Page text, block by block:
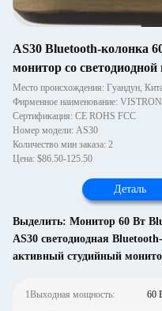
AS30 Bluetooth-колонка
монитор со светодиодной
Место происхождения: Гуандун,
Фирменное наименование: VISTRON
Сертификация: CE ROHS FCC
Номер модели: AS30
Количество мин заказа: 2
Цена: $86.50-125.50
Деталь
Выделить: Монитор 60 Вт
AS30 светодиодная
активный студийный
1Выходная мощность: 60